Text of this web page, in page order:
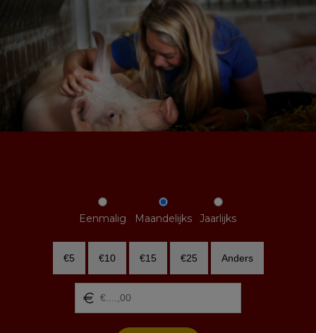
Eenmalig Maandelijks Jaarlijks
€5 €10 €15 €25 Anders